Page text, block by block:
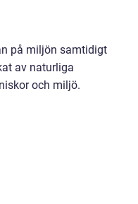
på miljön samtidigt
av naturliga
och miljö.